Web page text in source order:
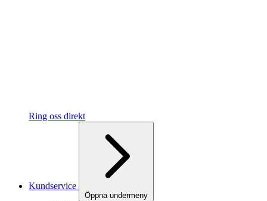
Ring oss direkt
Kundservice
Öppna undermeny